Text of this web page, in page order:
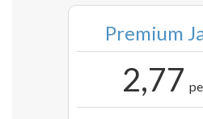
Premium
2,77